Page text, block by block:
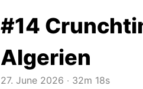
#14
Algerien
27. June 2026 ‧ 32m 18s